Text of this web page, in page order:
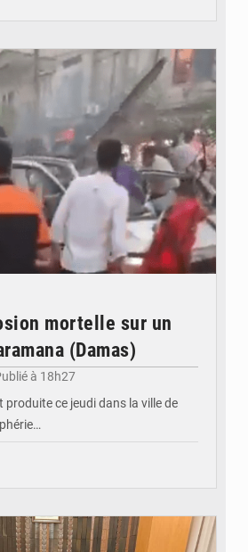
mortelle sur un
(Damas)
à 18h27
produite ce jeudi dans la ville de